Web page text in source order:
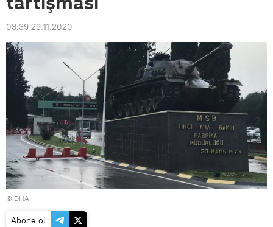
03:39 29.11.2020
© DHA
Abone ol